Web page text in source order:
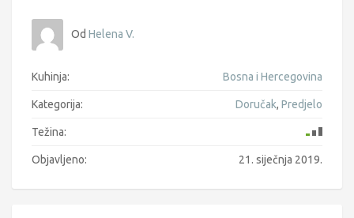
Od Helena V.
Kuhinja: Bosna i Hercegovina
Kategorija: Doručak, Predjelo
Težina:
Objavljeno: 21. siječnja 2019.